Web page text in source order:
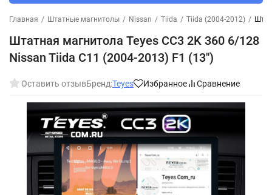
Главная / Штатные магнитолы / Nissan / Tiida / Tiida (2004-2012) /
Штатная магнитола Teyes CC3 2K 360 6/128
Nissan Tiida C11 (2004-2013) F1 (13")
Оставить отзывБренд:Teyes Избранное Сравнение